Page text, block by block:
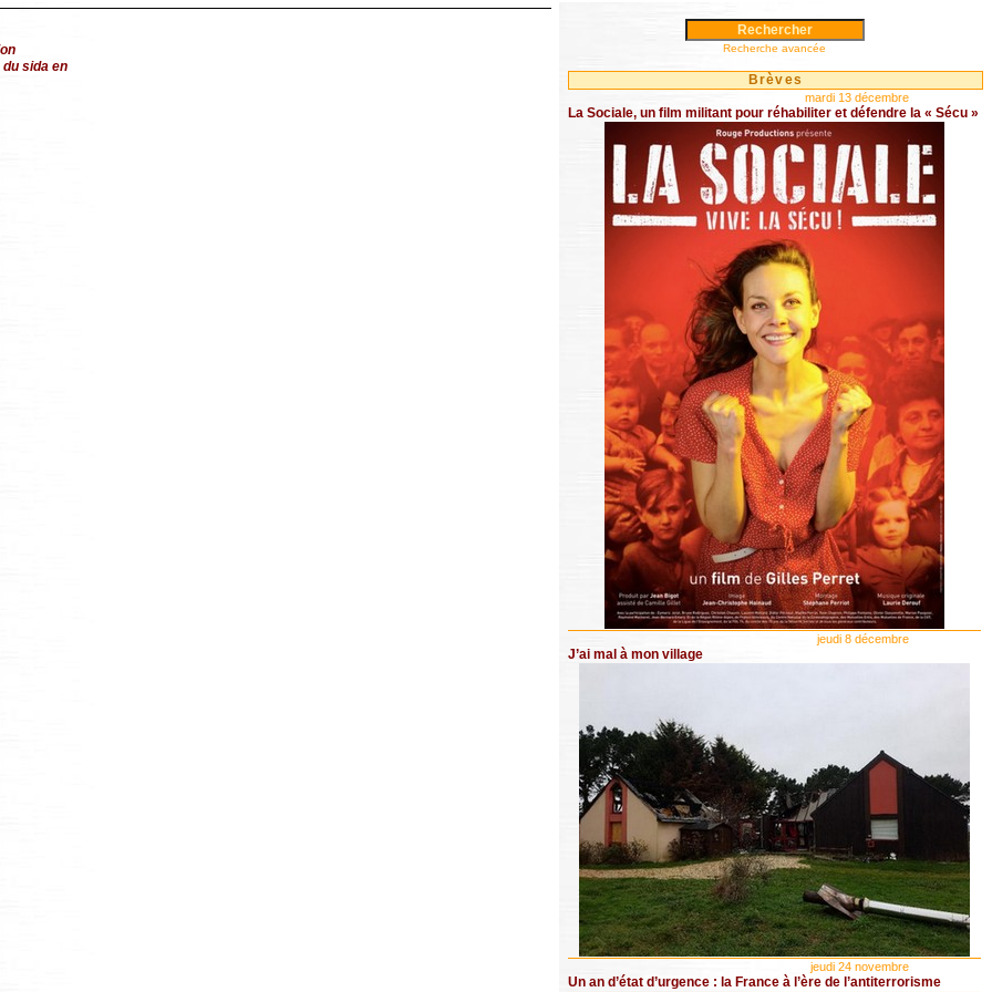
sida en
Recherche avancée
Brèves
mardi 13 décembre
La Sociale, un film militant pour réhabiliter et défendre la « Sécu »
jeudi 8 décembre
J’ai mal à mon village
jeudi 24 novembre
Un an d’état d’urgence : la France à l’ère de l’antiterrorisme